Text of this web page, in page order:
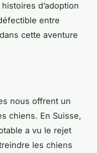
d’adoption
entre
cette aventure
nous offrent un
chiens. En Suisse,
a vu le rejet
les chiens